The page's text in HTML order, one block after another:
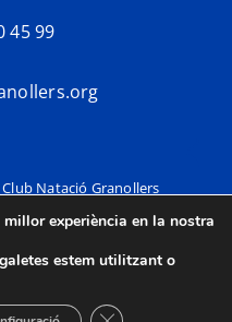
45 99
Natació Granollers
Avís Legal
experiència en la nostra
estem utilitzant o
Tanca el bàner de